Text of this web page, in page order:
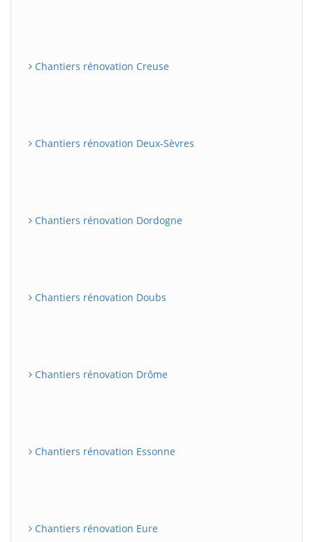
Chantiers rénovation Creuse
Chantiers rénovation Deux-Sèvres
Chantiers rénovation Dordogne
Chantiers rénovation Doubs
Chantiers rénovation Drôme
Chantiers rénovation Essonne
Chantiers rénovation Eure